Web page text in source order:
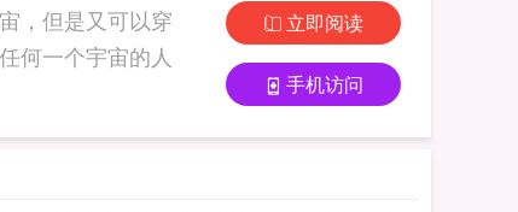
，但是又可以穿
何一个宇宙的人
立即阅读
手机访问